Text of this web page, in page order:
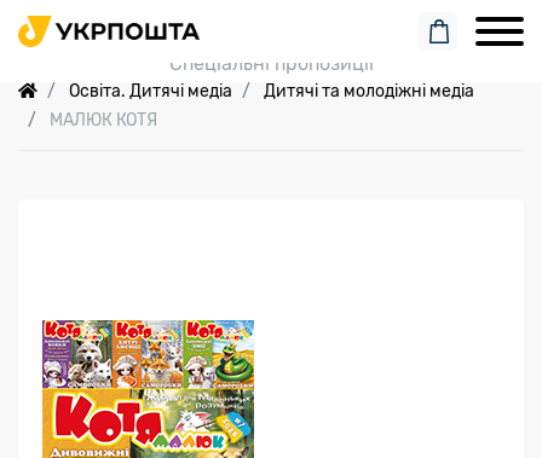
Пошук замовлення
Спеціальні пропозиції
Освіта. Дитячі медіа
Дитячі та молодіжні медіа
МАЛЮК КОТЯ